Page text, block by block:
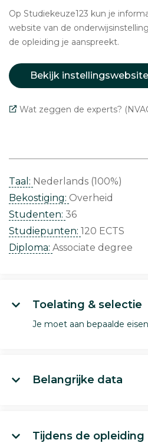
Op Studiekeuze123 kun je
website van de
de opleiding je aanspreekt.
Bekijk instellingswebsite
Wat zeggen de experts?
Taal: Nederlands (100%)
Bekostiging: Overheid
Studenten: 36
Studiepunten: 120 ECTS
Diploma: Associate degree
Toelating & selectie
Je moet aan bepaalde
Belangrijke data
Tijdens de opleiding